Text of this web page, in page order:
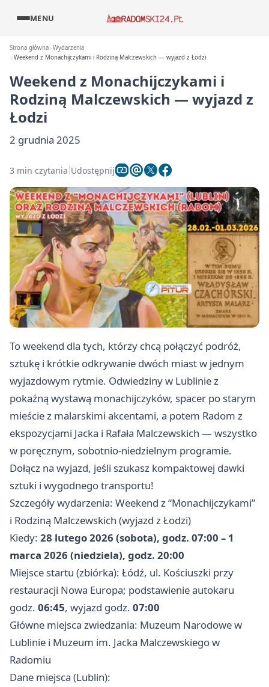
MENU
Strona główna Wydarzenia
Weekend z Monachijczykami i Rodziną Malczewskich — wyjazd z Łodzi
Weekend z Monachijczykami i
Rodziną Malczewskich — wyjazd z
Łodzi
2 grudnia 2025
3 min czytania Udostępnij
To weekend dla tych, którzy chcą połączyć podróż,
sztukę i krótkie odkrywanie dwóch miast w jednym
wyjazdowym rytmie. Odwiedziny w Lublinie z
pokaźną wystawą monachijczyków, spacer po starym
mieście z malarskimi akcentami, a potem Radom z
ekspozycjami Jacka i Rafała Malczewskich — wszystko
w poręcznym, sobotnio‑niedzielnym programie.
Dołącz na wyjazd, jeśli szukasz kompaktowej dawki
sztuki i wygodnego transportu!
Szczegóły wydarzenia: Weekend z “Monachijczykami”
i Rodziną Malczewskich (wyjazd z Łodzi)
Kiedy: 28 lutego 2026 (sobota), godz. 07:00 – 1
marca 2026 (niedziela), godz. 20:00
Miejsce startu (zbiórka): Łódź, ul. Kościuszki przy
restauracji Nowa Europa; podstawienie autokaru
godz. 06:45, wyjazd godz. 07:00
Główne miejsca zwiedzania: Muzeum Narodowe w
Lublinie i Muzeum im. Jacka Malczewskiego w
Radomiu
Dane miejsca (Lublin):